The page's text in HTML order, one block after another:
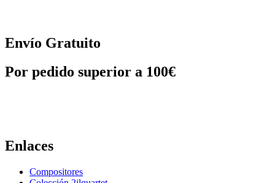
Envío Gratuito
Por pedido superior a 100€
Enlaces
Compositores